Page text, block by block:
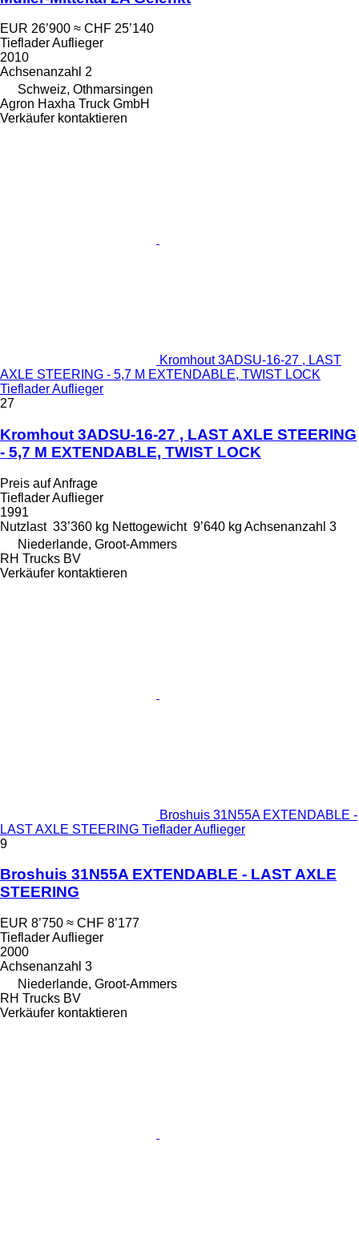
EUR 26’900 ≈ CHF 25’140
Tieflader Auflieger
2010
Achsenanzahl 2
Schweiz, Othmarsingen
Agron Haxha Truck GmbH
Verkäufer kontaktieren
Kromhout 3ADSU-16-27 , LAST
AXLE STEERING - 5,7 M EXTENDABLE, TWIST LOCK
Tieflader Auflieger
27
Kromhout 3ADSU-16-27 , LAST AXLE STEERING
- 5,7 M EXTENDABLE, TWIST LOCK
Preis auf Anfrage
Tieflader Auflieger
1991
Nutzlast 33’360 kg Nettogewicht 9’640 kg Achsenanzahl 3
Niederlande, Groot-Ammers
RH Trucks BV
Verkäufer kontaktieren
Broshuis 31N55A EXTENDABLE -
LAST AXLE STEERING Tieflader Auflieger
9
Broshuis 31N55A EXTENDABLE - LAST AXLE
STEERING
EUR 8’750 ≈ CHF 8’177
Tieflader Auflieger
2000
Achsenanzahl 3
Niederlande, Groot-Ammers
RH Trucks BV
Verkäufer kontaktieren